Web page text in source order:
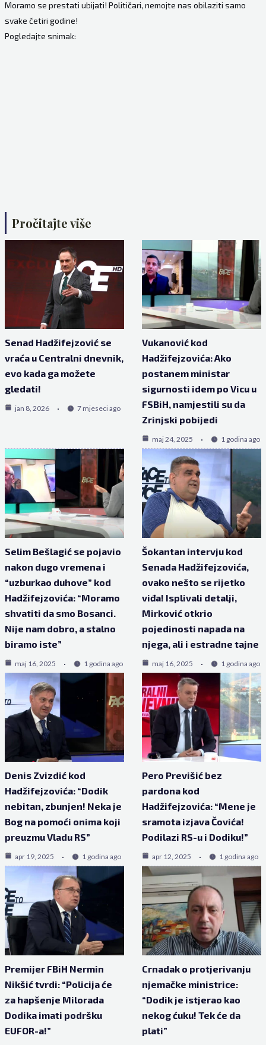
Moramo se prestati ubijati! Političari, nemojte nas obilaziti samo
svake četiri godine!
Pogledajte snimak:
Pročitajte više
Senad Hadžifejzović se
vraća u Centralni dnevnik,
evo kada ga možete
gledati!
jan 8, 2026 7 mjeseci ago
Vukanović kod
Hadžifejzovića: Ako
postanem ministar
sigurnosti idem po Vicu u
FSBiH, namjestili su da
Zrinjski pobijedi
maj 24, 2025 1 godina ago
Selim Bešlagić se pojavio
nakon dugo vremena i
“uzburkao duhove” kod
Hadžifejzovića: “Moramo
shvatiti da smo Bosanci.
Nije nam dobro, a stalno
biramo iste”
maj 16, 2025 1 godina ago
Šokantan intervju kod
Senada Hadžifejzovića,
ovako nešto se rijetko
viđa! Isplivali detalji,
Mirković otkrio
pojedinosti napada na
njega, ali i estradne tajne
maj 16, 2025 1 godina ago
Denis Zvizdić kod
Hadžifejzovića: “Dodik
nebitan, zbunjen! Neka je
Bog na pomoći onima koji
preuzmu Vladu RS”
apr 19, 2025 1 godina ago
Pero Previšić bez
pardona kod
Hadžifejzovića: “Mene je
sramota izjava Čovića!
Podilazi RS-u i Dodiku!”
apr 12, 2025 1 godina ago
Premijer FBiH Nermin
Nikšić tvrdi: “Policija će
za hapšenje Milorada
Dodika imati podršku
EUFOR-a!”
Crnadak o protjerivanju
njemačke ministrice:
“Dodik je istjerao kao
nekog ćuku! Tek će da
plati”